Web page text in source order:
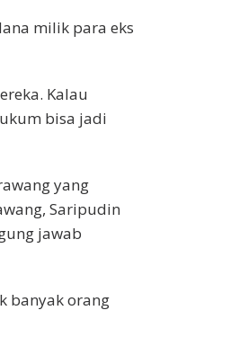
milik para eks
Kalau
bisa jadi
yang
Saripudin
jawab
banyak orang